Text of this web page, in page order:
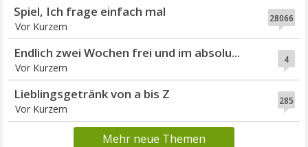
28066
Spiel, Ich frage einfach mal
Vor Kurzem
4
Endlich zwei Wochen frei und im absolu...
Vor Kurzem
285
Lieblingsgetränk von a bis Z
Vor Kurzem
Mehr neue Themen